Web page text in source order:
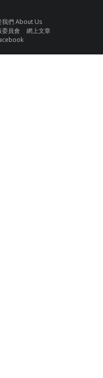
我們 About Us
委員會
網上文章